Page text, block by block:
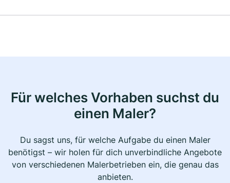
Für welches Vorhaben suchst du
einen Maler?
Du sagst uns, für welche Aufgabe du einen Maler
benötigst – wir holen für dich unverbindliche Angebote
von verschiedenen Malerbetrieben ein, die genau das
anbieten.